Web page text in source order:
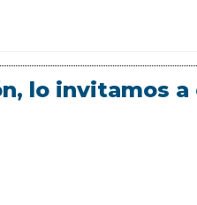
lo invitamos